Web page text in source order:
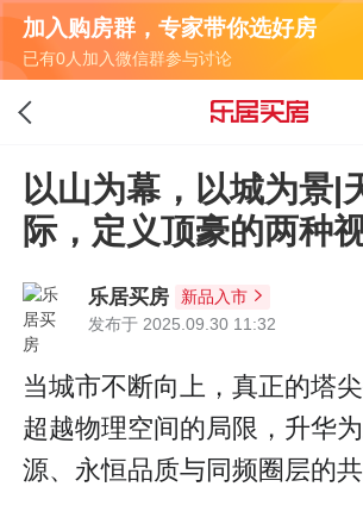
加入购房群，专家带你选好房
已有0人加入微信群参与讨论
以山为幕，以城为景|
际，定义顶豪的两种
乐居买房
新品入市
发布于 2025.09.30 11:32
当城市不断向上，真正的塔
超越物理空间的局限，升华
源、永恒品质与同频圈层的共